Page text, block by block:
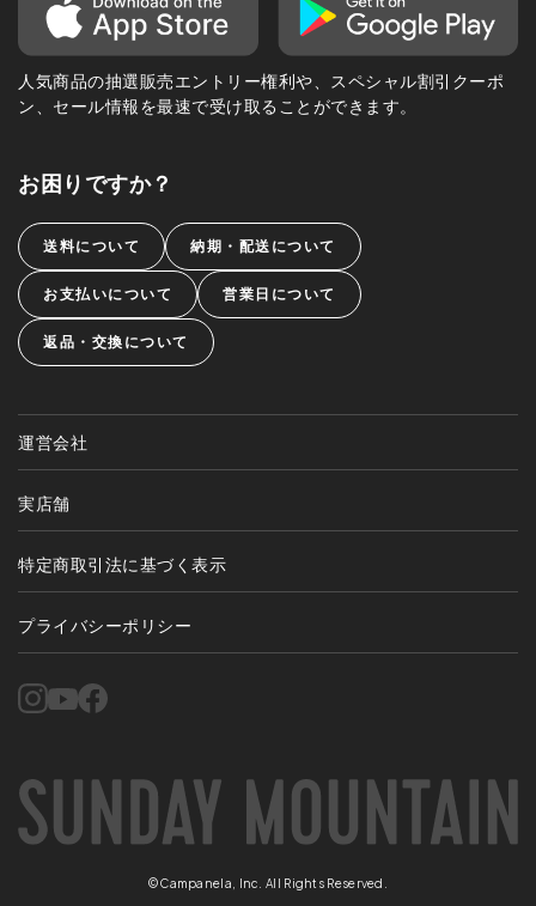
人気商品の抽選販売エントリー権利や、スペシャル割引クーポ
ン、セール情報を最速で受け取ることができます。
お困りですか？
送料について 納期・配送について
お支払いについて 営業日について
返品・交換について
運営会社
実店舗
特定商取引法に基づく表示
プライバシーポリシー
©Campanela, Inc. All Rights Reserved.